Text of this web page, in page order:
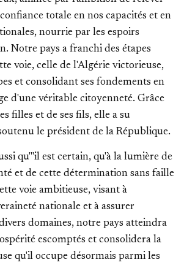
totale en nos capacités et en
nourrie par les espoirs
Notre pays a franchi des étapes
voie, celle de l'Algérie victorieuse,
et consolidant ses fondements en
d'une véritable citoyenneté. Grâce
filles et de ses fils, elle a su
le président de la République.
qu'"il est certain, qu'à la lumière de
et de cette détermination sans faille
voie ambitieuse, visant à
nationale et à assurer
domaines, notre pays atteindra
escomptés et consolidera la
qu'il occupe désormais parmi les